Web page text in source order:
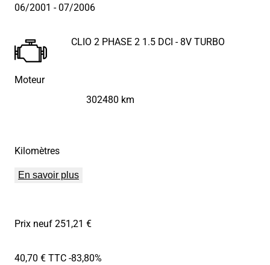
06/2001 - 07/2006
Moteur
CLIO 2 PHASE 2 1.5 DCI - 8V TURBO
Kilomètres
302480 km
En savoir plus
Prix neuf 251,21 €
40,70 € TTC-83,80%